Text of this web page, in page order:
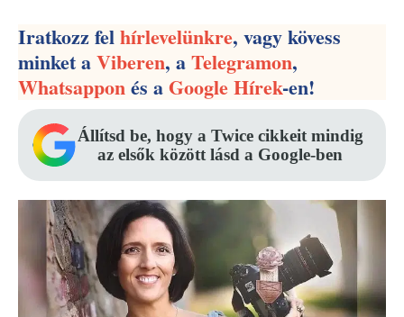
Iratkozz felhírlevelünkre, vagy kövess
minket aViberen, aTelegramon,
Whatsapponés aGoogle Hírek-en!
Állítsd be, hogy a Twice cikkeit mindig
az elsők között lásd a Google-ben